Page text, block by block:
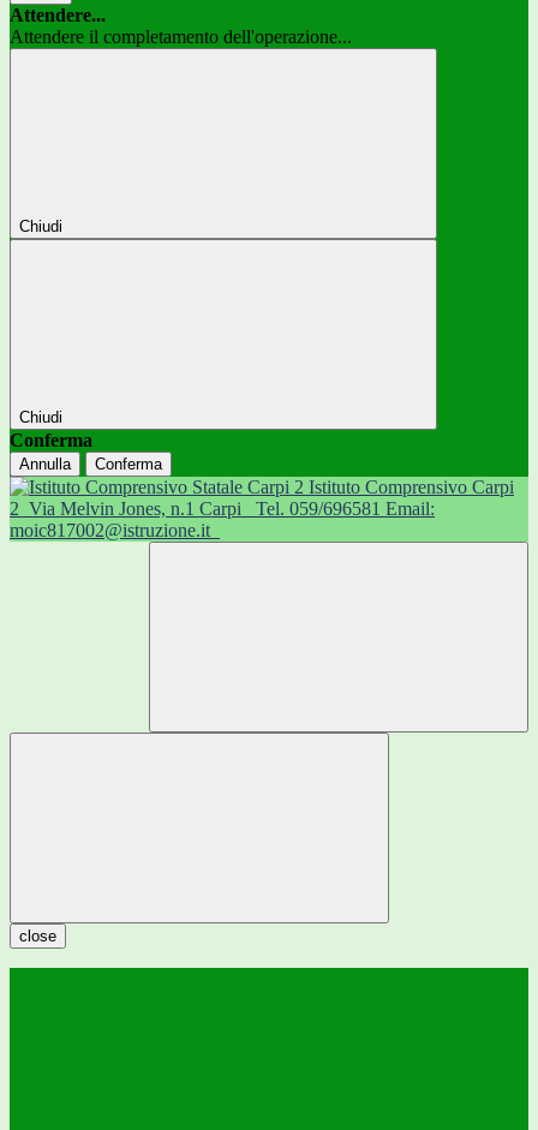
Attendere...
Attendere il completamento dell'operazione...
Chiudi
Chiudi
Conferma
Annulla Conferma
Istituto Comprensivo Carpi
2 Via Melvin Jones, n.1 Carpi
Tel. 059/696581 Email:
moic817002@istruzione.it
close